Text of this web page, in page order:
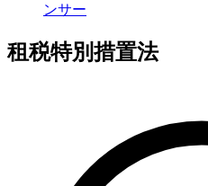
ンサー
租税特別措置法